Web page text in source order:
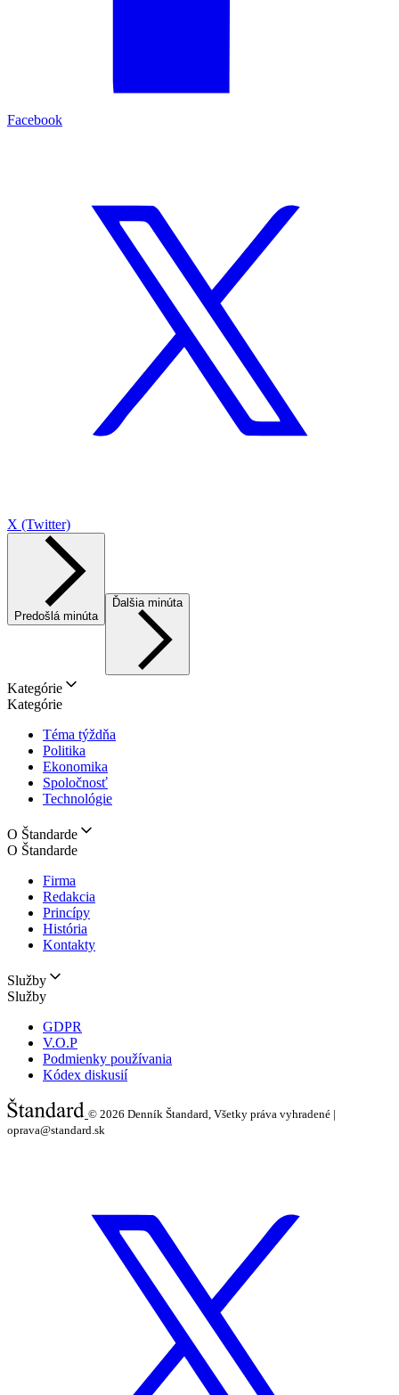
Facebook
X (Twitter)
Predošlá minúta
Ďalšia minúta
Kategórie
Kategórie
Téma týždňa
Politika
Ekonomika
Spoločnosť
Technológie
O Štandarde
O Štandarde
Firma
Redakcia
Princípy
História
Kontakty
Služby
Služby
GDPR
V.O.P
Podmienky používania
Kódex diskusií
© 2026 Denník Štandard, Všetky práva vyhradené |
oprava@standard.sk